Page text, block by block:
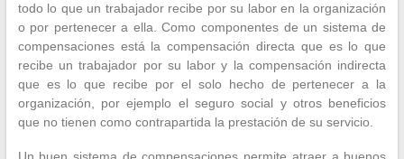
todo lo que un trabajador recibe por su labor en la organización
o por pertenecer a ella. Como componentes de un sistema de
compensaciones está la compensación directa que es lo que
recibe un trabajador por su labor y la compensación indirecta
que es lo que recibe por el solo hecho de pertenecer a la
organización, por ejemplo el seguro social y otros beneficios
que no tienen como contrapartida la prestación de su servicio.